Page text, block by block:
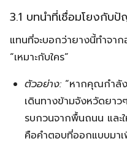
3.1 บทนำที่เชื่อมโยงกับ
แทนที่จะบอกว่ายางนี้ทำจาก
“เหมาะกับใคร”
ตัวอย่าง: “หากคุณกำลั
เดินทางข้ามจังหวัดยาว
รบกวนจากพื้นถนน และ
คือคำตอบที่ออกแบบมาเ